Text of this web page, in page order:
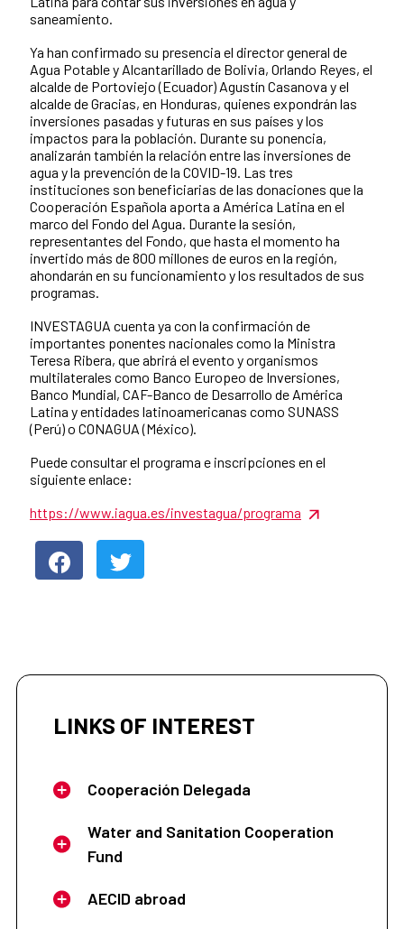
saneamiento.
Ya han confirmado su presencia el director general de
Agua Potable y Alcantarillado de Bolivia, Orlando Reyes, el
alcalde de Portoviejo (Ecuador) Agustín Casanova y el
alcalde de Gracias, en Honduras, quienes expondrán las
inversiones pasadas y futuras en sus países y los
impactos para la población. Durante su ponencia,
analizarán también la relación entre las inversiones de
agua y la prevención de la COVID-19. Las tres
instituciones son beneficiarias de las donaciones que la
Cooperación Española aporta a América Latina en el
marco del Fondo del Agua. Durante la sesión,
representantes del Fondo, que hasta el momento ha
invertido más de 800 millones de euros en la región,
ahondarán en su funcionamiento y los resultados de sus
programas.
INVESTAGUA cuenta ya con la confirmación de
importantes ponentes nacionales como la Ministra
Teresa Ribera, que abrirá el evento y organismos
multilaterales como Banco Europeo de Inversiones,
Banco Mundial, CAF-Banco de Desarrollo de América
Latina y entidades latinoamericanas como SUNASS
(Perú) o CONAGUA (México).
Puede consultar el programa e inscripciones en el
siguiente enlace:
https://www.iagua.es/investagua/programa
LINKS OF INTEREST
Cooperación Delegada
Water and Sanitation Cooperation
Fund
AECID abroad